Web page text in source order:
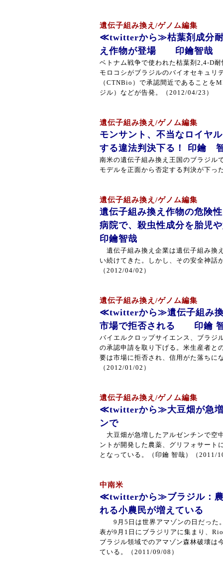
遺伝子組み換え/ゲノム編集
≪twitterから≫枯葉剤成分耐
え作物が登場 印鑰智哉
ベトナム戦争で使われた枯葉剤2,4-D
モロコシがブラジルのバイオセキュリ
（CTNBio）で承認間近であることを
ジル）などが告発。（2012/04/23）
遺伝子組み換え/ゲノム編集
モンサント、不当なロイヤ
する違法判決下る！ 印鑰
南米の遺伝子組み換え王国のブラジル
モデルを正面から否定する判決が下っ
遺伝子組み換え/ゲノム編集
遺伝子組み換え作物の危険
病院で、殺虫性成分を胎児
印鑰智哉
遺伝子組み換え企業は遺伝子組み換
い続けてきた。しかし、その安全神話
（2012/04/02）
遺伝子組み換え/ゲノム編集
≪twitterから≫遺伝子組み換
市場で拒否される 印鑰
バイエルクロップサイエンス、ブラジ
の承認申請を取り下げる。米生産者と
要は市場に拒否され、信用がた落ちに
（2012/01/02）
遺伝子組み換え/ゲノム編集
≪twitterから≫大豆畑が急増
ンで
大豆畑が急増したアルゼンチンで空
ントが開発した農薬、グリフォサート
となっている。（印鑰 智哉）（2011/
中南米
≪twitterから≫ブラジル：農
れる小農民が増えている
9月5日は世界アマゾンの日だった
表が9月1日にブラジリアに集まり、
ブラジル領域でのアマゾン森林破壊は
ている。（2011/09/08）